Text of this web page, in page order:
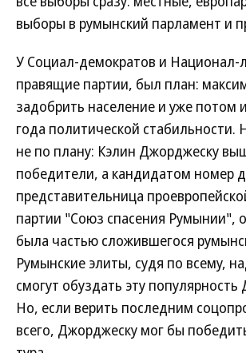
выборы в румынский парламент и
У Социал-демократов и Национал-
правящие партии, был план:
задобрить население и уже потом
года политической стабильности.
не по плану: Кэлин Джорджеску
победители, а кандидатом номер
представительница
партии "Союз спасения Румынии",
была частью сложившегося
Румынские элиты, судя по всему,
смогут обуздать эту
Но, если верить последним
всего, Джорджеску мог бы